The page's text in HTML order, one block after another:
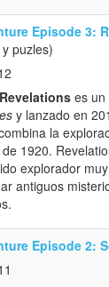
Episode 3:
puzles)
es un
y lanzado en
la
1920.
explorador
antiguos
Episode 2: